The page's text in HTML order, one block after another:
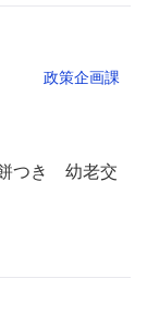
政策企画課
つき 幼老交